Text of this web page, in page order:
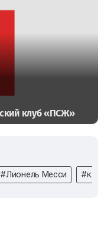
клуб «ПСЖ»
#Лионель Месси